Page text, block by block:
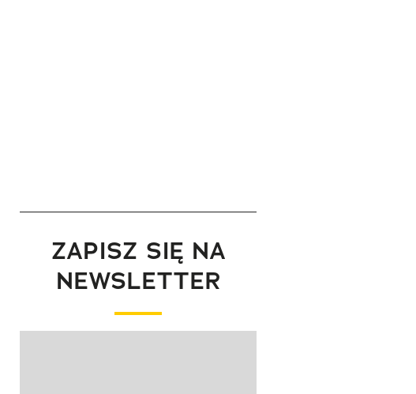
ZAPISZ SIĘ NA
NEWSLETTER